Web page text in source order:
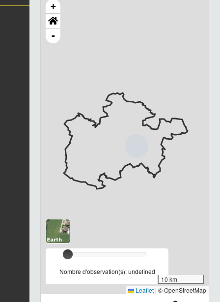
+
-
Nombre d'observation(s): undefined
10 km
Leaflet | © OpenStreetMap